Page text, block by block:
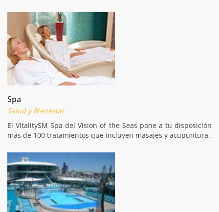
Spa
Salud y Bienestar
El VitalitySM Spa del Vision of the Seas pone a tu disposición
más de 100 tratamientos que incluyen masajes y acupuntura.